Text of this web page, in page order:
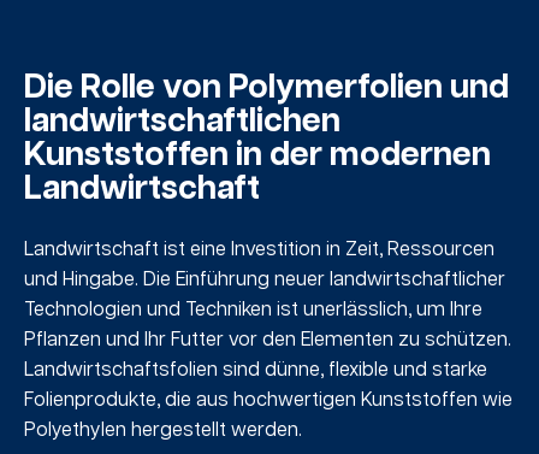
Die Rolle von Polymerfolien und
landwirtschaftlichen
Kunststoffen in der modernen
Landwirtschaft
Landwirtschaft ist eine Investition in Zeit, Ressourcen
und Hingabe. Die Einführung neuer landwirtschaftlicher
Technologien und Techniken ist unerlässlich, um Ihre
Pflanzen und Ihr Futter vor den Elementen zu schützen.
Landwirtschaftsfolien sind dünne, flexible und starke
Folienprodukte, die aus hochwertigen Kunststoffen wie
Polyethylen hergestellt werden.